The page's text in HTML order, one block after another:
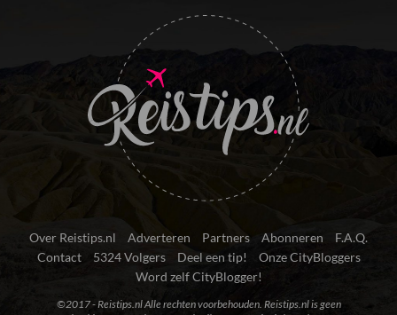
Over Reistips.nl Adverteren Partners Abonneren
F.A.Q.
Contact
5324 Volgers Deel een tip!
Onze CityBloggers
Word zelf CityBlogger!
©2017 - Reistips.nl Alle rechten voorbehouden. Reistips.nl is geen